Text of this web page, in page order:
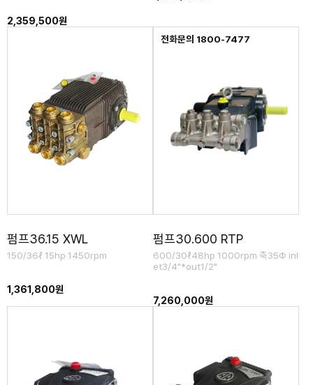
2,359,500원
펌프36.15 XWL
150/36ℓ 15hp 1450rpm
1,361,800원
전화문의 1800-7477
펌프30.600 RTP
600/30ℓ48hp 1000rpm 축35Φ inl
et3/4"*out1/2"
7,260,000원